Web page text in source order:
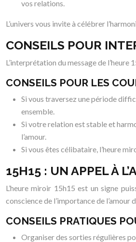
vos relations.
L’univers vous invite à célébrer
CONSEILS POUR
L’interprétation du message de
CONSEILS POUR LES
Si vous traversez une période
ensemble.
Si votre relation est stable et
l’amour.
Si vous êtes célibataire, l’heure
15H15 : UN APPEL À
L’heure miroir 15h15 est un signe
conscience de l’importance de
CONSEILS PRATIQUES
Organiser des sorties régulières